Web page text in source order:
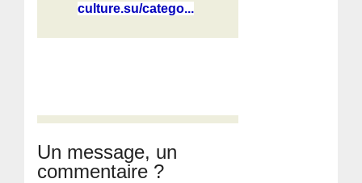
culture.su/catego...
Un message, un
commentaire ?